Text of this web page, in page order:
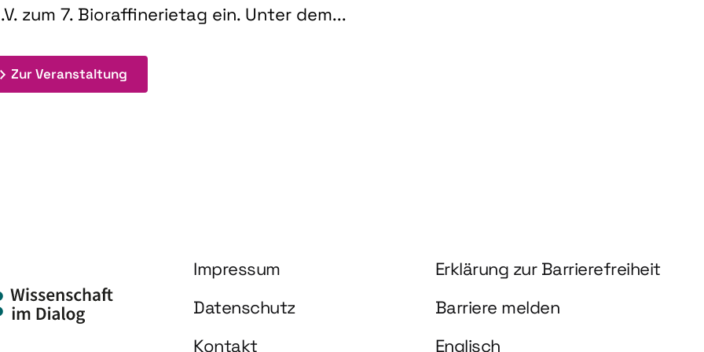
zum 7. Bioraffinerietag ein. Unter dem...
Zur Veranstaltung: 7. Bioraffinerietag "Schlüsseltechnologien für biobasierte Produkte und Kraftstoffe"
Information und Service
Impressum
Erklärung zur Barrierefreiheit
Datenschutz
Barriere melden
Kontakt
Englisch